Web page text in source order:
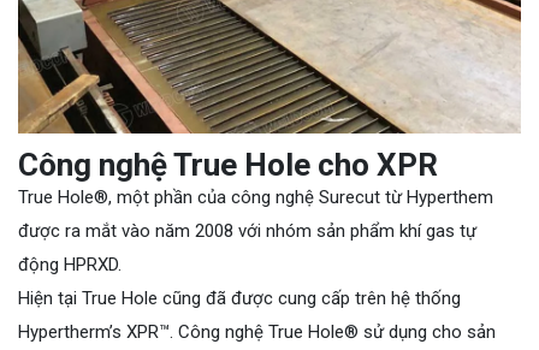
Công nghệ True Hole cho XPR
True Hole®, một phần của công nghệ Surecut từ Hyperthem
được ra mắt vào năm 2008 với nhóm sản phẩm khí gas tự
động HPRXD.
Hiện tại True Hole cũng đã được cung cấp trên hệ thống
Hypertherm’s XPR™. Công nghệ True Hole® sử dụng cho sản